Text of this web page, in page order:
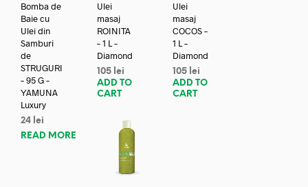
Bomba de
Baie cu
Ulei din
Samburi
de
STRUGURI
– 95 G –
YAMUNA
Luxury
24 lei
READ MORE
Ulei
masaj
ROINITA
– 1 L –
Diamond
105 lei
ADD TO
CART
Ulei
masaj
COCOS –
1 L –
Diamond
105 lei
ADD TO
CART